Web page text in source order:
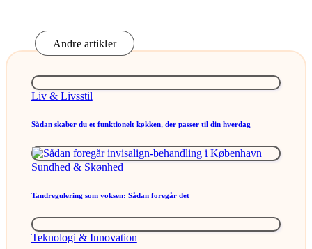
Andre artikler
Posted
Liv & Livsstil
Sådan skaber du et funktionelt køkken, der passer til din hverdag
Posted
Sundhed & Skønhed
Tandregulering som voksen: Sådan foregår det
Posted
Teknologi & Innovation